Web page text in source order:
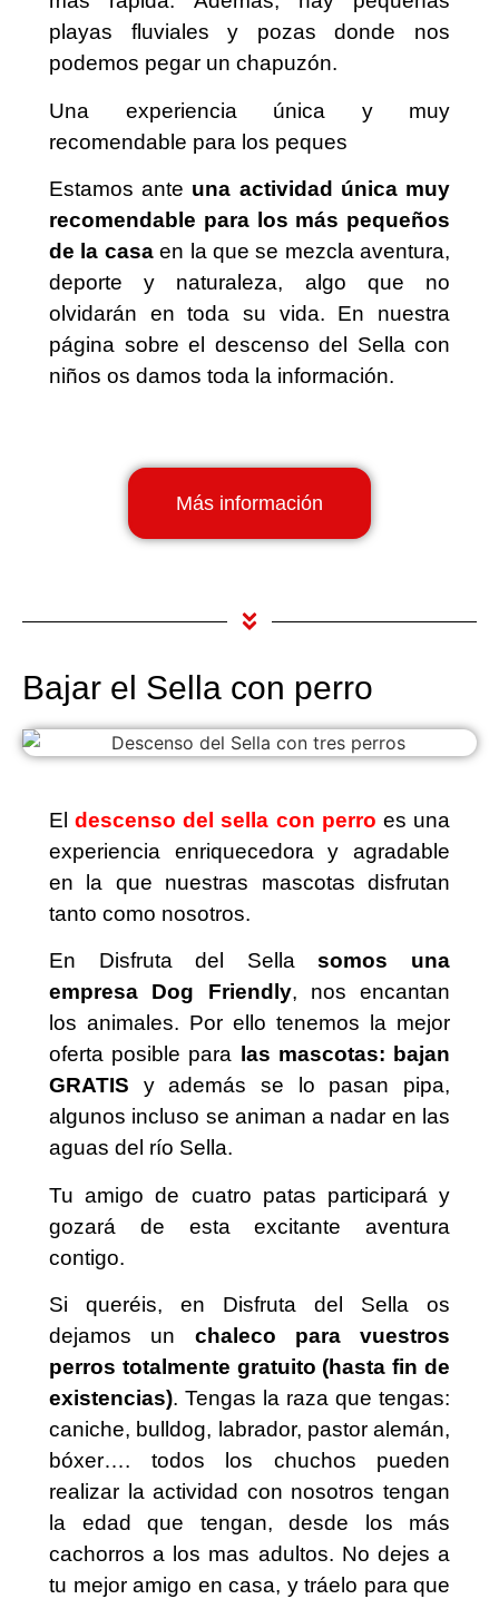
playas fluviales y pozas donde nos
podemos pegar un chapuzón.
Una experiencia única y muy
recomendable para los peques
Estamos ante una actividad única muy
recomendable para los más pequeños
de la casaen la que se mezcla aventura,
deporte y naturaleza, algo que no
olvidarán en toda su vida. En nuestra
página sobre el descenso del Sella con
niños os damos toda la información.
Más información
Bajar el Sella con perro
El descenso del sella con perro es una
experiencia enriquecedora y agradable
en la que nuestras mascotas disfrutan
tanto como nosotros.
En Disfruta del Sellasomos una
empresa Dog Friendly, nos encantan
los animales. Por ello tenemos la mejor
oferta posible para
las mascotas: bajan
GRATIS y además se lo pasan pipa,
algunos incluso se animan a nadar en las
aguas del río Sella.
Tu amigo de cuatro patas participará y
gozará de esta excitante aventura
contigo.
Si queréis, en Disfruta del Sella os
dejamos un chaleco para vuestros
perros totalmente gratuito (hasta fin de
existencias). Tengas la raza que tengas:
caniche, bulldog, labrador, pastor alemán,
bóxer…. todos los chuchos pueden
realizar la actividad con nosotros tengan
la edad que tengan, desde los más
cachorros a los mas adultos. No dejes a
tu mejor amigo en casa, y tráelo para que